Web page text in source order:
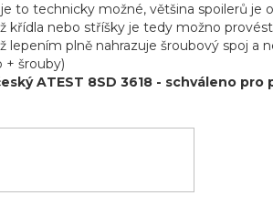
to technicky možné, většina spoilerů je
křídla nebo stříšky je tedy možno
lepením plně nahrazuje šroubový spoj a
+ šrouby)
ATEST 8SD 3618 - schváleno